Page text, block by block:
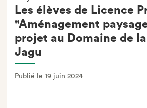
Les élèves de Licence
"Aménagement
projet au Domaine de
Jagu
Publié le 19 juin 2024